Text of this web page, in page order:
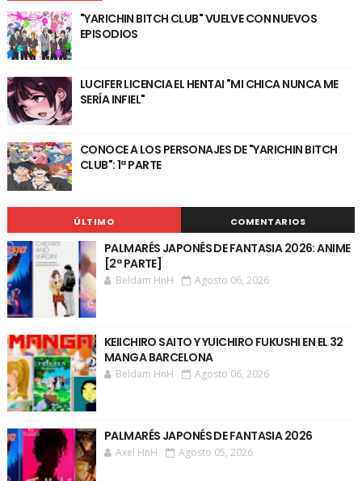
"YARICHIN BITCH CLUB" VUELVE CON NUEVOS
EPISODIOS
LUCIFER LICENCIA EL HENTAI "MI CHICA NUNCA ME
SERÍA INFIEL"
CONOCE A LOS PERSONAJES DE "YARICHIN BITCH
CLUB": 1ª PARTE
ÚLTIMO COMENTARIOS
PALMARÉS JAPONÉS DE FANTASIA 2026: ANIME
[2ª PARTE]
Beldam HnH Agosto 06, 2026
KEIICHIRO SAITO Y YUICHIRO FUKUSHI EN EL 32
MANGA BARCELONA
Beldam HnH Agosto 06, 2026
PALMARÉS JAPONÉS DE FANTASIA 2026
Axel HnH Agosto 05, 2026